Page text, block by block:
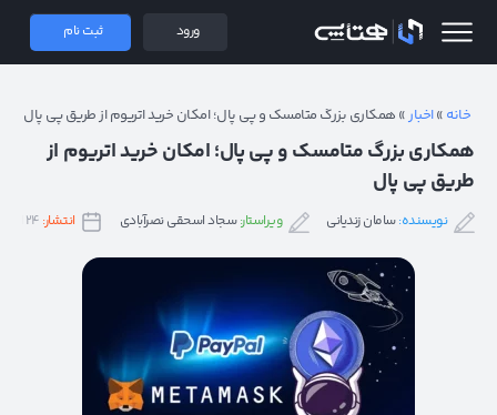
همتاپی ورود ثبت نام
خانه »اخبار» همکاری بزرگ متامسک و پی پال؛ امکان خرید اتریوم از طریق پی پال
همکاری بزرگ متامسک و پی پال؛ امکان خرید اتریوم از
طریق پی پال
نویسنده:سامان زندیانی ویراستار: سجاد اسحقی نصرآبادی انتشار: